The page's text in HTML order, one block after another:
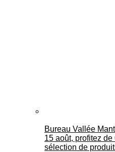
Bureau Vallée
15 août, profitez
sélection de